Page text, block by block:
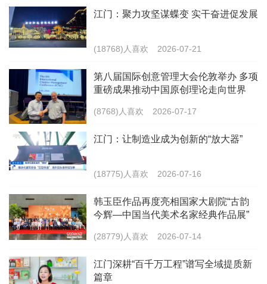
江门：聚力攻坚谋蝶变 实干奋进促发展
(18768)人喜欢 2026-07-21
第八届国际创意管理大会伦敦举办 多项
重磅成果推动中国原创理论走向世界
(8768)人喜欢 2026-07-17
江门：让制造业成为创新的“放大器”
(18775)人喜欢 2026-07-16
韩玉臣作品再度亮相国家大剧院“古韵
今辉—中国当代美术名家经典作品展”
(28779)人喜欢 2026-07-14
江门深耕“百千万工程”谱写全域提质新
篇章